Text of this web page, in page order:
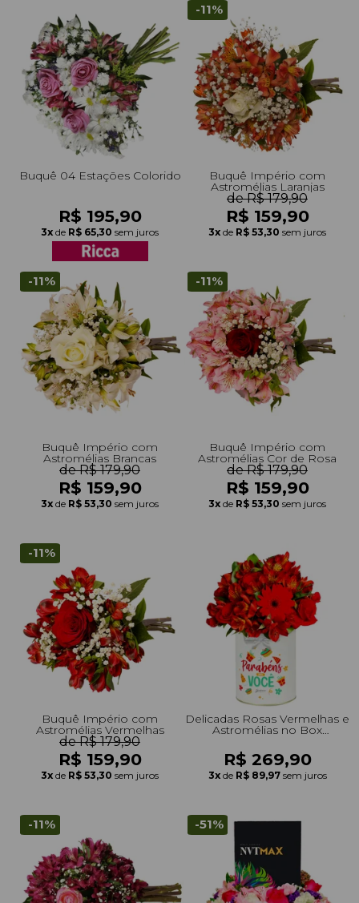
Buquê 04 Estações Colorido
R$ 195,90
3x de R$ 65,30 sem juros
-11%
Buquê Império com
Astromélias Laranjas
de R$ 179,90
R$ 159,90
3x de R$ 53,30 sem juros
-11%
Buquê Império com
Astromélias Brancas
de R$ 179,90
R$ 159,90
3x de R$ 53,30 sem juros
-11%
Buquê Império com
Astromélias Cor de Rosa
de R$ 179,90
R$ 159,90
3x de R$ 53,30 sem juros
-11%
Buquê Império com
Astromélias Vermelhas
de R$ 179,90
R$ 159,90
3x de R$ 53,30 sem juros
Delicadas Rosas Vermelhas e
Astromélias no Box
R$ 269,90
3x de R$ 89,97 sem juros
-11% -51%